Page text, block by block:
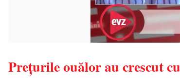
Prețurile ouălor au crescut